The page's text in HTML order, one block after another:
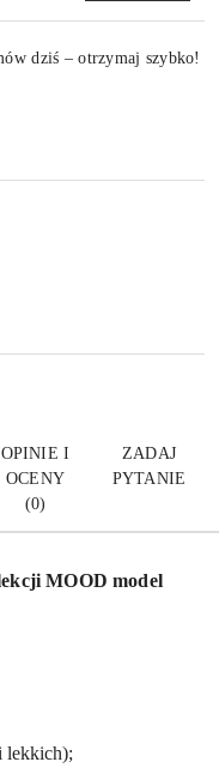
dziś – otrzymaj szybko!
OPINIE I
OCENY
(0)
ZADAJ
PYTANIE
MOOD model
lekkich);